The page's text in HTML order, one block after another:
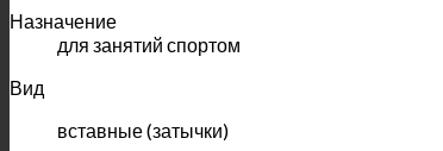
Назначение
для занятий спортом
Вид
вставные (затычки)